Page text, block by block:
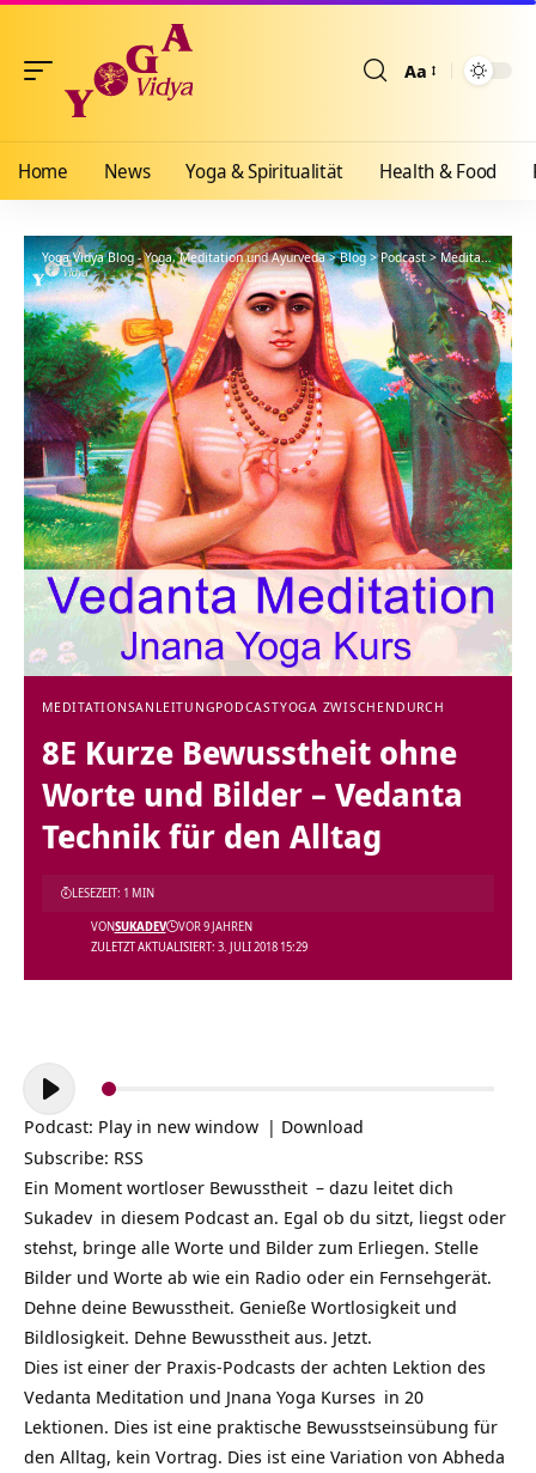
Aa
Home News Yoga & Spiritualität Health & Food
Yoga Vidya Blog - Yoga, Meditation und Ayurveda>Blog>Podcast>Meditationsanleitung
MEDITATIONSANLEITUNGPODCASTYOGA ZWISCHENDURCH
8E Kurze Bewusstheit ohne
Worte und Bilder – Vedanta
Technik für den Alltag
ZULETZT AKTUALISIERT: 3. JULI 2018 15:29
VONSUKADEV VOR 9 JAHREN
LESEZEIT: 1 MIN
Audio-
Player
Podcast: Play in new window | Download
Subscribe: RSS
Ein Moment wortloser Bewusstheit – dazu leitet dich
Sukadev in diesem Podcast an. Egal ob du sitzt, liegst oder
stehst, bringe alle Worte und Bilder zum Erliegen. Stelle
Bilder und Worte ab wie ein Radio oder ein Fernsehgerät.
Dehne deine Bewusstheit. Genieße Wortlosigkeit und
Bildlosigkeit. Dehne Bewusstheit aus. Jetzt.
Dies ist einer der Praxis-Podcasts der achten Lektion des
Vedanta Meditation und Jnana Yoga Kurses in 20
Lektionen. Dies ist eine praktische Bewusstseinsübung für
den Alltag, kein Vortrag. Dies ist eine Variation von Abheda